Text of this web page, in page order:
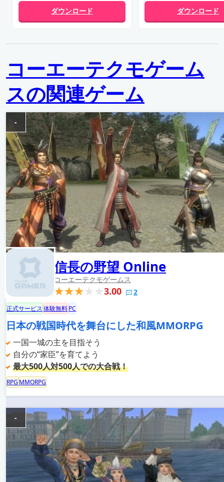
ダウンロード ダウンロード
コーエーテクモゲーム
スの関連ゲーム
信長の野望 Online
コーエーテクモゲームス
3.00 2
-
正式サービス体験無料PC
日本の戦国時代を舞台にした和風MMORPG
一国一城の主を目指そう
自分の“家臣”を育てよう
最大500人対500人での大合戦！
RPG MMORPG
-